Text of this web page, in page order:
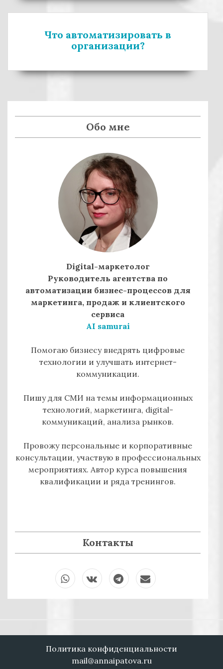
з
с
м
Что автоматизировать в
организации?
Обо мне
Digital-маркетолог
Руководитель агентства по
автоматизации бизнес-процессов для
маркетинга, продаж и клиентского
сервиса
AI samurai
Помогаю бизнесу внедрять цифровые
технологии и улучшать интернет-
коммуникации.
Пишу для СМИ на темы информационных
технологий, маркетинга, digital-
коммуникаций, анализа рынков.
Провожу персональные и корпоративные
консультации, участвую в профессиональных
мероприятиях. Автор курса повышения
квалификации и ряда тренингов.
Контакты
Политика конфиденциальности
mail@annaipatova.ru